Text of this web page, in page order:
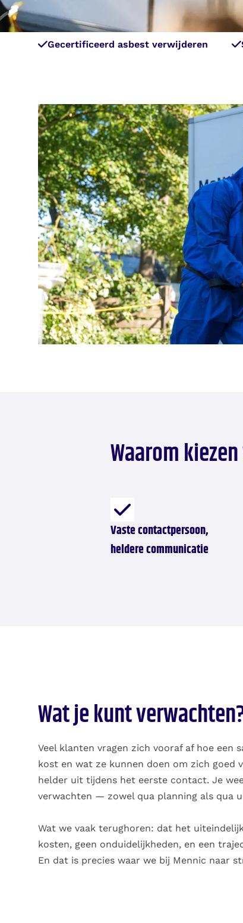
Gecertificeerd asbest verwijderen
Waarom
Vaste contactpersoon,
heldere communicatie
Wat je kunt
Veel klanten vragen zich vooraf af hoe een
kost en wat ze kunnen doen om zich goed
helder uit tijdens het eerste contact. Je
verwachten — zowel qua planning als qua
Wat we vaak terughoren: dat het
kosten, geen onduidelijkheden, en een
En dat is precies waar we bij Mennic naar